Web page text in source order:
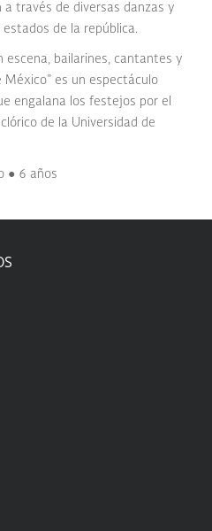
través de diversas danzas y
de la república.
bailarines, cantantes y
México” es un espectáculo
engalana los festejos por el
de la Universidad de
● 6 años